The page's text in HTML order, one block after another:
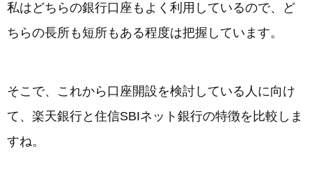
私はどちらの銀行口座もよく利用しているので、ど
ちらの長所も短所もある程度は把握しています。
そこで、これから口座開設を検討している人に向け
て、楽天銀行と住信SBIネット銀行の特徴を比較しま
すね。